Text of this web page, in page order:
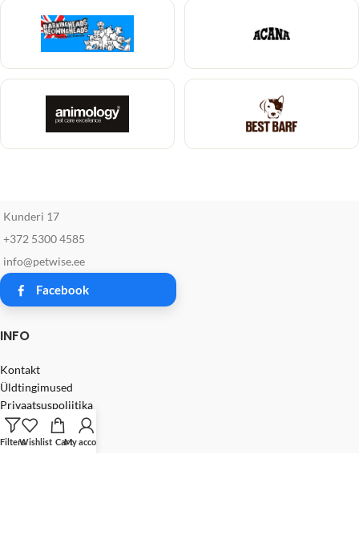
Kunderi 17
+372 5300 4585
info@petwise.ee
Facebook
INFO
Kontakt
Üldtingimused
Privaatsuspoliitika
FiltersWishlist CartMy account